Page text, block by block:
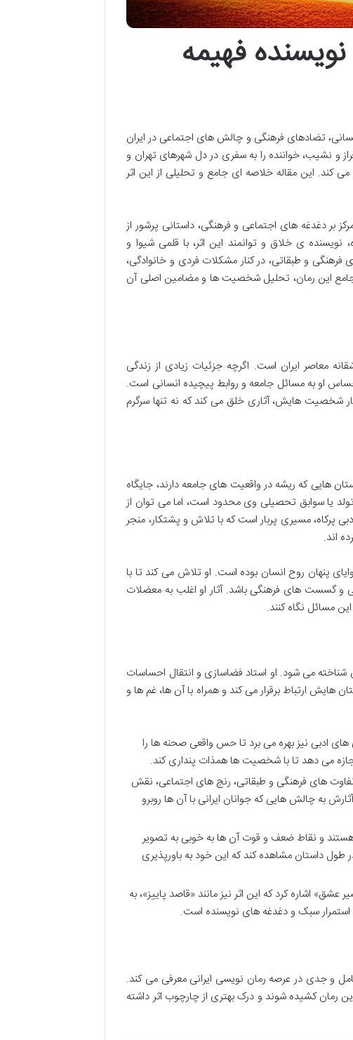
فهیمه
تضادهای فرهنگی و چالش های اجتماعی در ایران
و نشیب، خواننده را به سفری در دل شهرهای تهران و
کند. این مقاله خلاصه ای جامع و تحلیلی از این اثر
بر دغدغه های اجتماعی و فرهنگی، داستانی پرشور از
ی خلاق و توانمند این اثر، با قلمی شیوا و
و طبقاتی، در کنار مشکلات فردی و خانوادگی،
جامع این رمان، تحلیل شخصیت ها و مضامین اصلی آن
معاصر ایران است. اگرچه جزئیات زیادی از زندگی
او به مسائل جامعه و روابط پیچیده انسانی است.
شخصیت هایش، آثاری خلق می کند که نه تنها سرگرم
هایی که ریشه در واقعیت های جامعه دارند، جایگاه
یا سوابق تحصیلی وی محدود است، اما می توان از
پرکاه، مسیری پربار است که با تلاش و پشتکار، منجر
اند.
پنهان روح انسان بوده است. او تلاش می کند تا با
و گسست های فرهنگی باشد. آثار او اغلب به معضلات
مسائل نگاه کنند.
می شود. او استاد فضاسازی و انتقال احساسات
ارتباط برقرار می کند و همراه با آن ها، غم ها و
های ادبی نیز بهره می برد تا حس واقعی صحنه ها را
می دهد تا با شخصیت ها همذات پنداری کند.
های فرهنگی و طبقاتی، رنج های اجتماعی، نقش
به چالش هایی که جوانان ایرانی با آن ها روبرو
و نقاط ضعف و قوت آن ها به خوبی به تصویر
داستان مشاهده کند که این خود به باورپذیری
عشق» اشاره کرد که این اثر نیز مانند «قاصد پاییز»، به
سبک و دغدغه های نویسنده است.
و جدی در عرصه رمان نویسی ایرانی معرفی می کند.
رمان کشیده شوند و درک بهتری از چارچوب اثر داشته